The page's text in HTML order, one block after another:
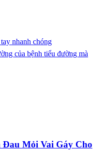
nhanh chóng
của bệnh tiểu đường mà
Mỏi Vai Gáy Cho